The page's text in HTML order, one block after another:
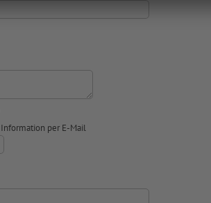
Information per E-Mail